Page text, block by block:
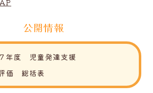
公開情報
７年度 児童発達支援
価 総括表